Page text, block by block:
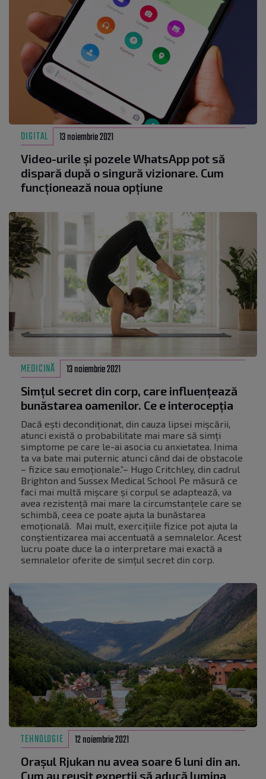
DIGITAL 13 noiembrie 2021
Video-urile și pozele WhatsApp pot să
dispară după o singură vizionare. Cum
funcționează noua opțiune
MEDICINĂ 13 noiembrie 2021
Simțul secret din corp, care influențează
bunăstarea oamenilor. Ce e interocepția
Dacă ești decondiționat, din cauza lipsei mișcării,
atunci există o probabilitate mai mare să simți
simptome pe care le-ai asocia cu anxietatea. Inima
ta va bate mai puternic atunci când dai de obstacole
– fizice sau emoționale.”– Hugo Critchley, din cadrul
Brighton and Sussex Medical School Pe măsură ce
faci mai multă mișcare și corpul se adaptează, va
avea rezistență mai mare la circumstanțele care se
schimbă, ceea ce poate ajuta la bunăstarea
emoțională. Mai mult, exercițiile fizice pot ajuta la
conștientizarea mai accentuată a semnalelor. Acest
lucru poate duce la o interpretare mai exactă a
semnalelor oferite de simțul secret din corp.
TEHNOLOGIE 12 noiembrie 2021
Orașul Rjukan nu avea soare 6 luni din an.
Cum au reușit experții să aducă lumina